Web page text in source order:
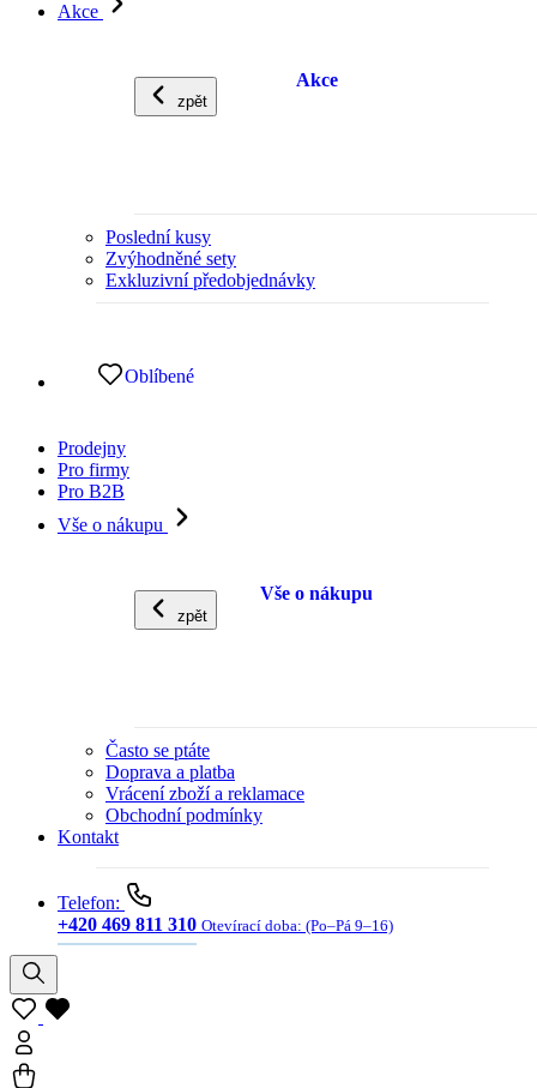
Akce
zpět
Akce
Poslední kusy
Zvýhodněné sety
Exkluzivní předobjednávky
Oblíbené
Prodejny
Pro firmy
Pro B2B
Vše o nákupu
zpět
Vše o nákupu
Často se ptáte
Doprava a platba
Vrácení zboží a reklamace
Obchodní podmínky
Kontakt
Telefon:
+420 469 811 310 Otevírací doba: (Po–Pá 9–16)